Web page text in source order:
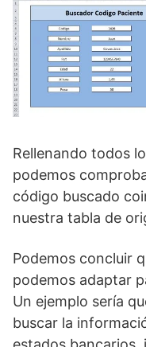
Rellenando todos
podemos
código buscado
nuestra tabla de
Podemos concluir
podemos adaptar
Un ejemplo sería
buscar la